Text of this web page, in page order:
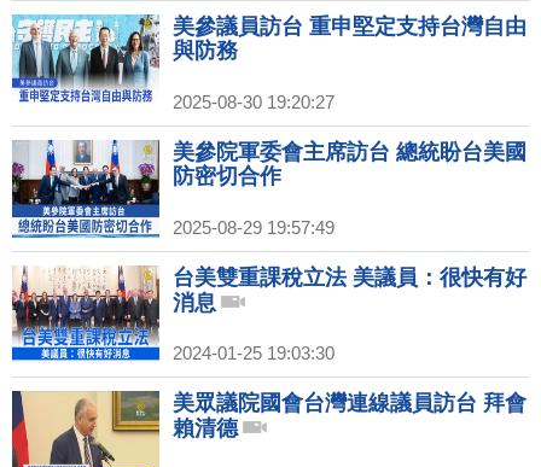
美參議員訪台 重申堅定支持台灣自由
與防務
2025-08-30 19:20:27
美參院軍委會主席訪台 總統盼台美國
防密切合作
2025-08-29 19:57:49
台美雙重課稅立法 美議員：很快有好
消息
2024-01-25 19:03:30
美眾議院國會台灣連線議員訪台 拜會
賴清德